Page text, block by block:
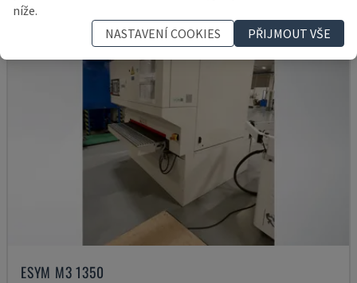
ESYM M3 1350
níže.
NASTAVENÍ COOKIES
PŘIJMOUT VŠE